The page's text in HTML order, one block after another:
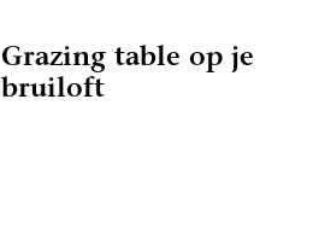
Grazing table op je
bruiloft